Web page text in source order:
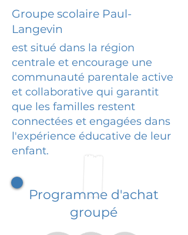
Groupe scolaire Paul-
Langevin
est situé dans la région
centrale et encourage une
communauté parentale active
et collaborative qui garantit
que les familles restent
connectées et engagées dans
l'expérience éducative de leur
enfant.
Programme d'achat
groupé